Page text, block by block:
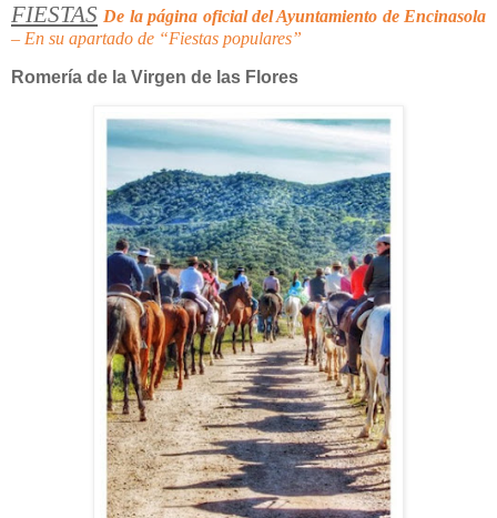
FIESTAS De la página oficial del Ayuntamiento de Encinasola
– En su apartado de “Fiestas populares”
Romería de la Virgen de las Flores